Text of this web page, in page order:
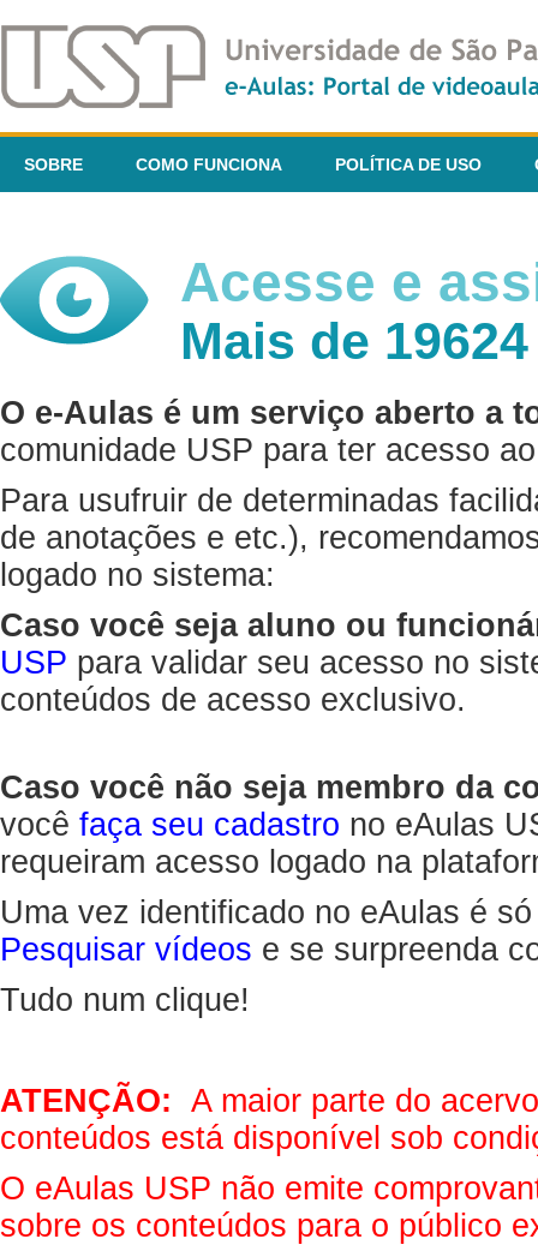
SOBRE COMO FUNCIONA POLÍTICA DE USO
Acesse e
Mais de
O e-Aulas é um serviço aberto a
comunidade USP para ter acesso
Para usufruir de determinadas
de anotações e etc.),
logado no sistema:
Caso você seja aluno ou
USP para validar seu acesso no
conteúdos de acesso exclusivo.
Caso você não seja membro da
você faça seu cadastro no eAulas
requeiram acesso logado na
Uma vez identificado no eAulas é
Pesquisar vídeos e se surpreenda
Tudo num clique!
ATENÇÃO: A maior parte do
conteúdos está disponível sob
O eAulas USP não emite
sobre os conteúdos para o público